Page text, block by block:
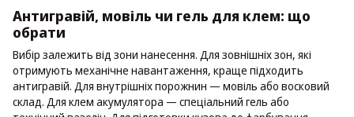
Антигравій, мовіль чи гель для клем: що
обрати
Вибір залежить від зони нанесення. Для зовнішніх зон, які
отримують механічне навантаження, краще підходить
антигравій. Для внутрішніх порожнин — мовіль або восковий
склад. Для клем акумулятора — спеціальний гель або